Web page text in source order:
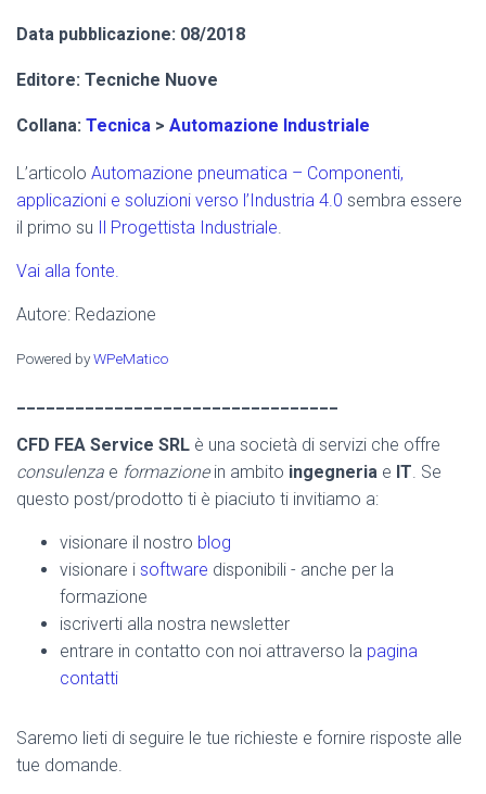
Data pubblicazione: 08/2018
Editore: Tecniche Nuove
Collana: Tecnica > Automazione Industriale
L’articolo Automazione pneumatica – Componenti,
applicazioni e soluzioni verso l’Industria 4.0 sembra essere
il primo su Il Progettista Industriale.
Vai alla fonte.
Autore: Redazione
Powered byWPeMatico
CFD FEA Service SRL è una società di servizi che offre
consulenza e formazionein ambito ingegneria e IT. Se
questo post/prodotto ti è piaciuto ti invitiamo a:
visionare il nostro blog
visionare i software disponibili - anche per la
formazione
iscriverti alla nostra newsletter
entrare in contatto con noi attraverso la pagina
contatti
Saremo lieti di seguire le tue richieste e fornire risposte alle
tue domande.